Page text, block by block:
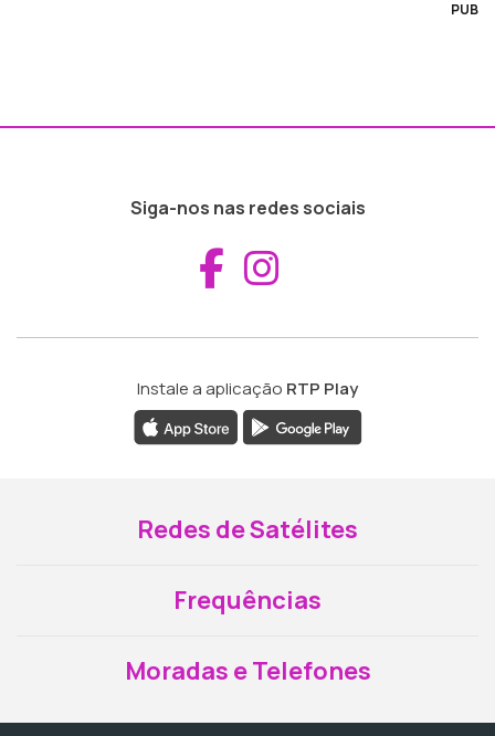
PUB
Siga-nos nas redes sociais
Aceder ao
Instale a aplicação RTP Play
Redes de Satélites
Frequências
Moradas e Telefones